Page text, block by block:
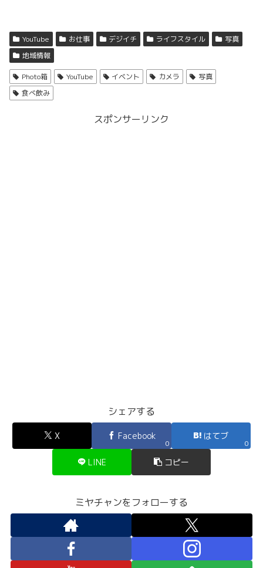
YouTube お仕事 デジイチ ライフスタイル
写真
地域情報
Photo箱 YouTube イベント カメラ
写真
食べ飲み
スポンサーリンク
シェアする
X Facebook
0
はてブ
0
LINE コピー
ミヤチャンをフォローする